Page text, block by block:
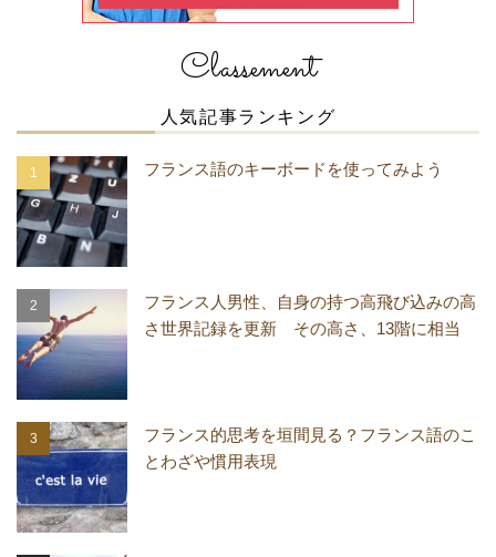
Classement
人気記事ランキング
フランス語のキーボードを使ってみよう
フランス人男性、自身の持つ高飛び込みの高
さ世界記録を更新 その高さ、13階に相当
フランス的思考を垣間見る？フランス語のこ
とわざや慣用表現